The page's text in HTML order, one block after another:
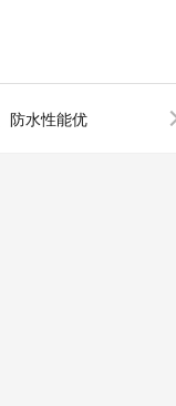
防水性能优